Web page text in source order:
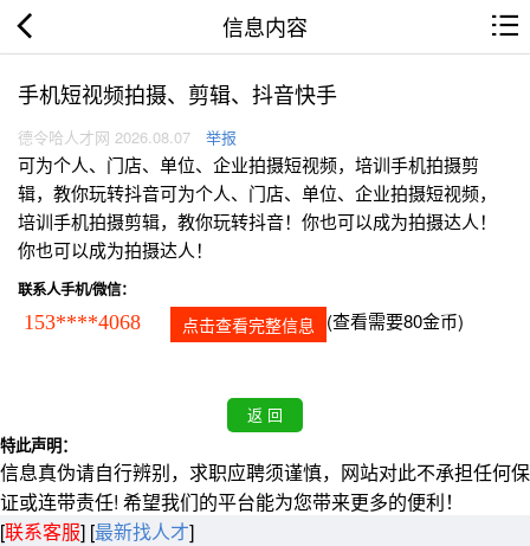
信息内容
手机短视频拍摄、剪辑、抖音快手
德令哈人才网 2026.08.07 举报
可为个人、门店、单位、企业拍摄短视频，培训手机拍摄剪
辑，教你玩转抖音可为个人、门店、单位、企业拍摄短视频，
培训手机拍摄剪辑，教你玩转抖音！你也可以成为拍摄达人！
你也可以成为拍摄达人！
联系人手机/微信：
153****4068 点击查看完整信息 (查看需要80金币)
特此声明：
信息真伪请自行辨别，求职应聘须谨慎，网站对此不承担任何保
证或连带责任! 希望我们的平台能为您带来更多的便利！
[联系客服] [最新找人才]